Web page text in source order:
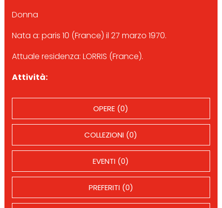
Donna
Nata a: paris 10 (France) il 27 marzo 1970.
Attuale residenza: LORRIS (France).
Attività:
OPERE (0)
COLLEZIONI (0)
EVENTI (0)
PREFERITI (0)